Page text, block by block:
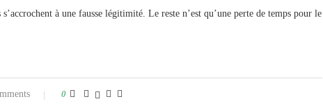
à une fausse légitimité. Le reste n’est qu’une perte de temps pour le
0